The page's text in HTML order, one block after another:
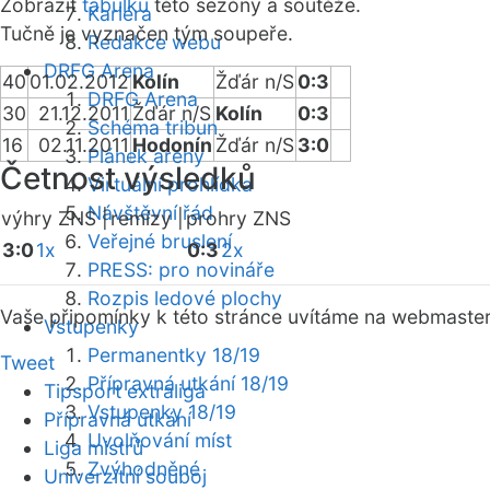
Kariéra
Redakce webu
DRFG Arena
DRFG Arena
Schéma tribun
Plánek areny
Virtuální prohlídka
Návštěvní řád
Veřejné bruslení
PRESS: pro novináře
Rozpis ledové plochy
Vstupenky
Permanentky 18/19
Přípravná utkání 18/19
Vstupenky 18/19
Uvolňování míst
Zvýhodněné
Zobrazit tabulku této sezóny a soutěže.
Tučně je vyznačen tým soupeře.
4001.02.2012Kolín Žďár n/S0:3
30
21.12.2011Žďár n/S Kolín
0:3
16
02.11.2011 Hodonín Žďár n/S3:0
Četnost výsledků
výhry ZNS |remízy | prohry ZNS
3:01x 0:32x
Vaše připomínky k této stránce uvítáme na webmaster
Tweet
Tipsport extraliga
Přípravná utkání
Liga mistrů
Univerzitní souboj